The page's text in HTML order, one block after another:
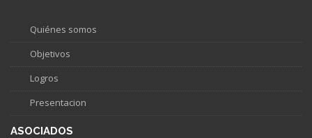
Quiénes somos
Objetivos
Logros
Presentacion
ASOCIADOS